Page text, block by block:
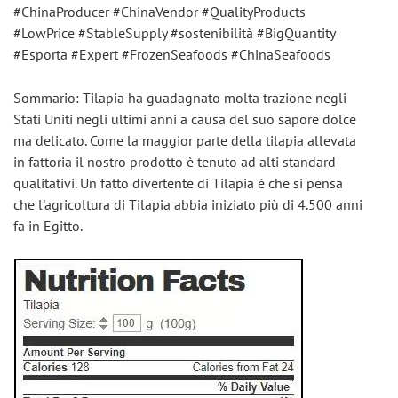
#ChinaProducer #ChinaVendor #QualityProducts
#LowPrice #StableSupply #sostenibilità #BigQuantity
#Esporta #Expert #FrozenSeafoods #ChinaSeafoods
Sommario: Tilapia ha guadagnato molta trazione negli
Stati Uniti negli ultimi anni a causa del suo sapore dolce
ma delicato. Come la maggior parte della tilapia allevata
in fattoria il nostro prodotto è tenuto ad alti standard
qualitativi. Un fatto divertente di Tilapia è che si pensa
che l'agricoltura di Tilapia abbia iniziato più di 4.500 anni
fa in Egitto.